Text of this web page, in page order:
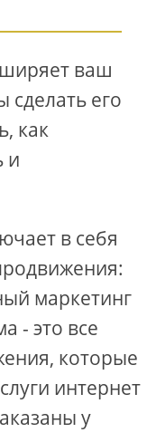
ваш
сделать его
как
и
в себя
маркетинг
- это все
которые
интернет
у